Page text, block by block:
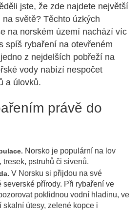
jste, že zde najdete největší
světě? Těchto úzkých
na norském území nachází víc
spíš rybaření na otevřeném
z nejdelších pobřeží na
vody nabízí nespočet
a úlovků.
právě do
Norsko je populární na lov
tresek, pstruhů či sivenů.
V Norsku si přijdou na své
severské přírody. Při rybaření ve
poklidnou vodní hladinu, ve
skalní útesy, zelené kopce i